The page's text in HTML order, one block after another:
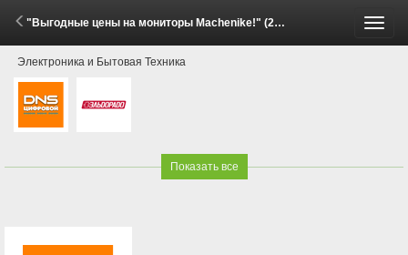
"Выгодные цены на мониторы Machenike!" (29 Мая - 11 Июня 2026)
Электроника и Бытовая Техника
Показать все